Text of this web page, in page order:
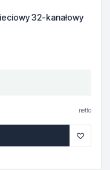
32-kanałowy
netto
♡